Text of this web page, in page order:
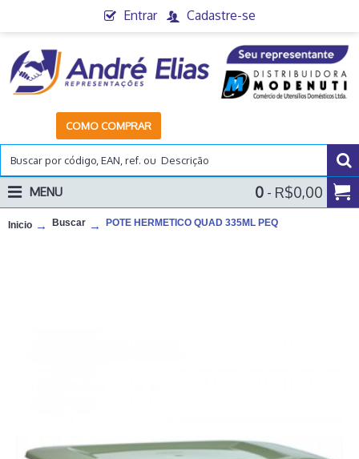
Entrar Cadastre-se
COMO COMPRAR
0 - R$0,00
MENU
Inicio Buscar POTE HERMETICO QUAD 335ML PEQ